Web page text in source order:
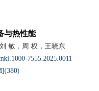
与热性能
敏，周 权，王晓东
7555.2025.0011
380)